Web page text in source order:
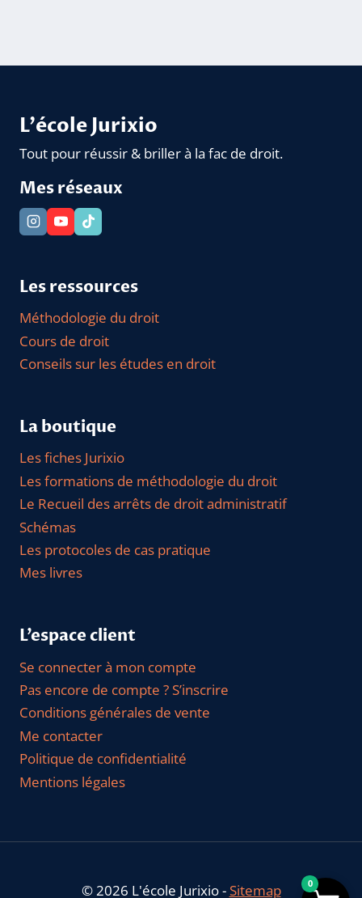
L'école Jurixio
Tout pour réussir & briller à la fac de droit.
Mes réseaux
Les ressources
Méthodologie du droit
Cours de droit
Conseils sur les études en droit
La boutique
Les fiches Jurixio
Les formations de méthodologie du droit
Le Recueil des arrêts de droit administratif
Schémas
Les protocoles de cas pratique
Mes livres
L’espace client
Se connecter à mon compte
Pas encore de compte ? S’inscrire
Conditions générales de vente
Me contacter
Politique de confidentialité
Mentions légales
© 2026 L'école Jurixio -Sitemap 0